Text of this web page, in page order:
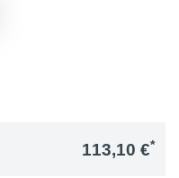
113,10 €*